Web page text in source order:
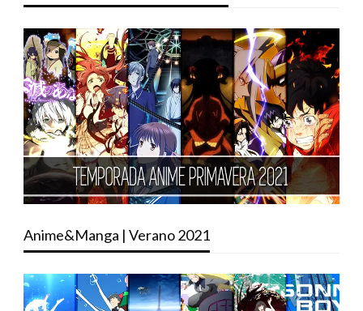
Anime&Manga | Verano 2021